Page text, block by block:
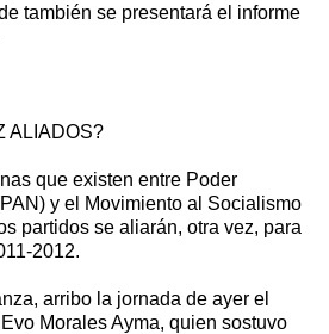
también se presentará el informe
ALIADOS?
que existen entre Poder
y el Movimiento al Socialismo
partidos se aliarán, otra vez, para
2012.
arribo la jornada de ayer el
Morales Ayma, quien sostuvo